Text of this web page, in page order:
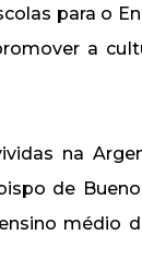
para o
a
na
de
médio